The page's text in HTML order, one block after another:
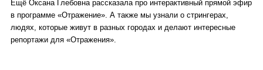
Ещё Оксана Глебовна рассказала про интерактивный прямой эфир
в программе «Отражение». А также мы узнали о стрингерах,
людях, которые живут в разных городах и делают интересные
репортажи для «Отражения».